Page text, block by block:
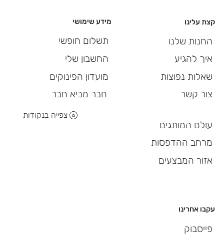
מידע שימושי
תשלום חופשי
החשבון שלי
מועדון הפינוקים
חבר מביא חבר
צפייה בנקודות
עקבו אחרינו
פייסבוק
קצת עלינו
החנות שלנו
איך להגיע
שאלות נפוצות
צור קשר
עולם המותגים
מרחב ההדפסות
אזור המבצעים